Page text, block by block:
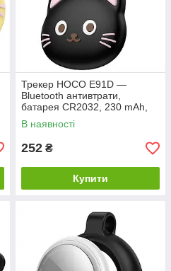
Трекер HOCO E91D —
Bluetooth антивтрати,
батарея CR2032, 230 mAh,
замінна, чорний
В наявності
252 ₴
Купити